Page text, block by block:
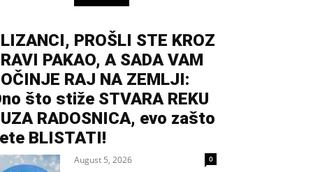
PROŠLI STE KROZ
PAKAO, A SADA VAM
RAJ NA ZEMLJI:
što stiže STVARA REKU
RADOSNICA, evo zašto
BLISTATI!
August 5, 2026 0